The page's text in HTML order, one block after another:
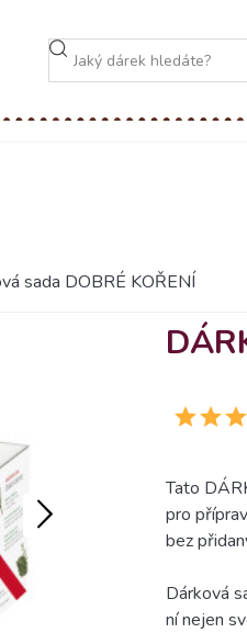
sada DOBRÉ KOŘENÍ
Tato
pro
bez
Dárková
ní nejen